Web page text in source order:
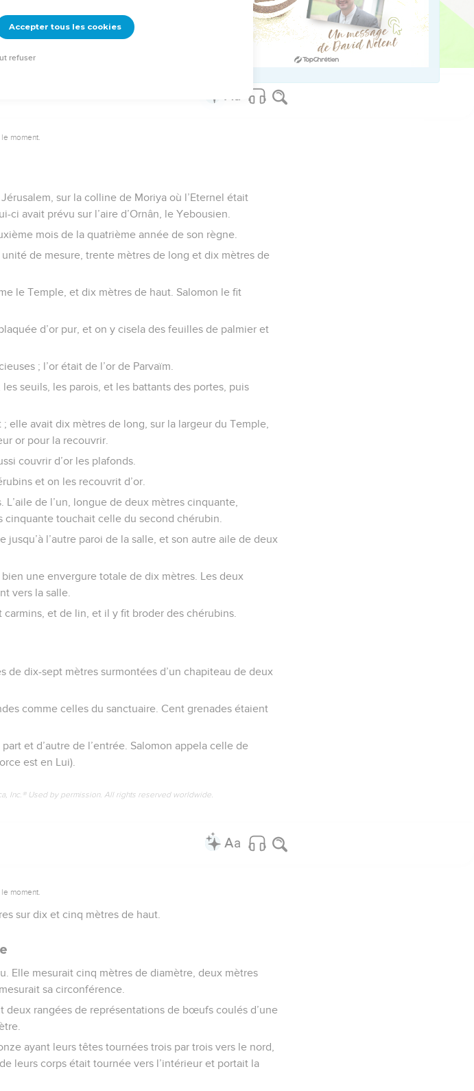
Inc.® Used by permission. All rights reserved worldwide.
moment.
sur la colline de Moriya où l’Eternel était
ci avait prévu sur l’aire d’Ornân, le Yebousien.
mois de la quatrième année de son règne.
de mesure, trente mètres de long et dix mètres de
le Temple, et dix mètres de haut. Salomon le fit
d’or pur, et on y cisela des feuilles de palmier et
; l’or était de l’or de Parvaïm.
seuils, les parois, et les battants des portes, puis
elle avait dix mètres de long, sur la largeur du Temple,
or pour la recouvrir.
couvrir d’or les plafonds.
et on les recouvrit d’or.
de l’un, longue de deux mètres cinquante,
cinquante touchait celle du second chérubin.
l’autre paroi de la salle, et son autre aile de deux
une envergure totale de dix mètres. Les deux
vers la salle.
et de lin, et il y fit broder des chérubins.
dix-sept mètres surmontées d’un chapiteau de deux
comme celles du sanctuaire. Cent grenades étaient
et d’autre de l’entrée. Salomon appela celle de
est en Lui).
Inc.® Used by permission. All rights reserved worldwide.
moment.
sur dix et cinq mètres de haut.
Elle mesurait cinq mètres de diamètre, deux mètres
sa circonférence.
deux rangées de représentations de bœufs coulés d’une
ayant leurs têtes tournées trois par trois vers le nord,
leurs corps était tournée vers l’intérieur et portait la
Accepter tous les cookies
refuser